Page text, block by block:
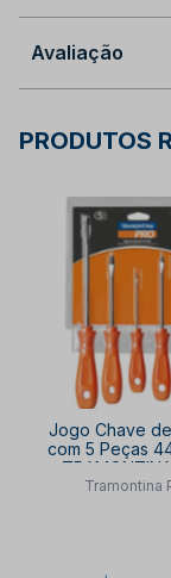
Avaliação
PRODUTOS
Jogo Chave
com 5 Peças
Tramontina